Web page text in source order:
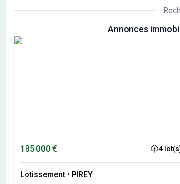
Annonces
185 000 € 4
Lotissement • PIREY